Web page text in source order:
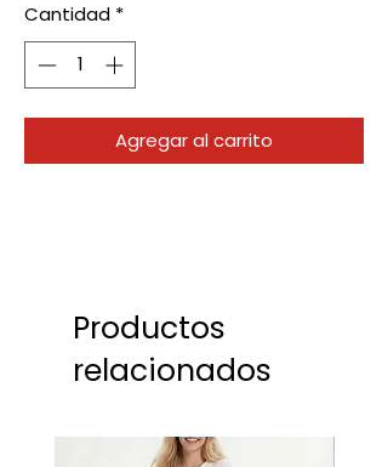
Cantidad *
Agregar al carrito
Productos
relacionados